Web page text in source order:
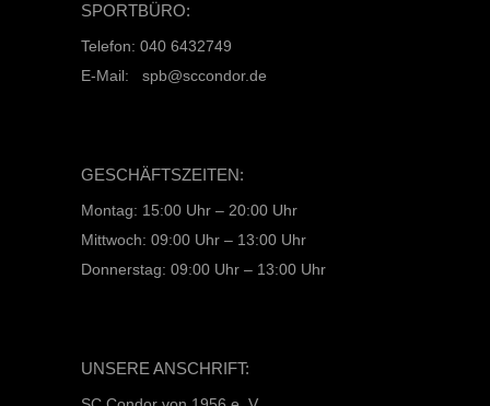
SPORTBÜRO:
Telefon: 040 6432749
E-Mail: spb@sccondor.de
GESCHÄFTSZEITEN:
Montag: 15:00 Uhr – 20:00 Uhr
Mittwoch: 09:00 Uhr – 13:00 Uhr
Donnerstag: 09:00 Uhr – 13:00 Uhr
UNSERE ANSCHRIFT: